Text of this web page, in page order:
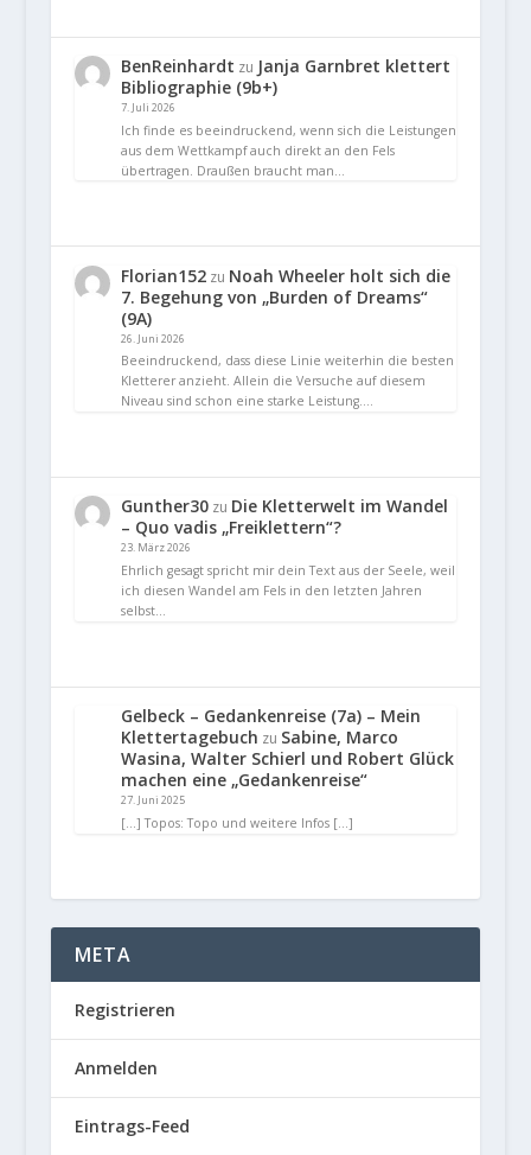
BenReinhardt zu Janja Garnbret klettert
Bibliographie (9b+)
7. Juli 2026
Ich finde es beeindruckend, wenn sich die Leistungen
aus dem Wettkampf auch direkt an den Fels
übertragen. Draußen braucht man…
Florian152zu Noah Wheeler holt sich die
7. Begehung von „Burden of Dreams“
(9A)
26. Juni 2026
Beeindruckend, dass diese Linie weiterhin die besten
Kletterer anzieht. Allein die Versuche auf diesem
Niveau sind schon eine starke Leistung.…
Gunther30zu Die Kletterwelt im Wandel
– Quo vadis „Freiklettern“?
23. März 2026
Ehrlich gesagt spricht mir dein Text aus der Seele, weil
ich diesen Wandel am Fels in den letzten Jahren
selbst…
Gelbeck – Gedankenreise (7a) – Mein
Klettertagebuch zu Sabine, Marco
Wasina, Walter Schierl und Robert Glück
machen eine „Gedankenreise“
27. Juni 2025
[…] Topos: Topo und weitere Infos […]
META
Registrieren
Anmelden
Eintrags-Feed